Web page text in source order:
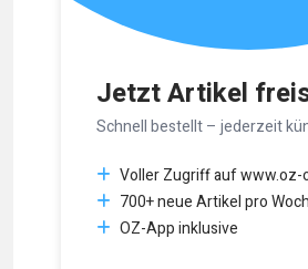
Jetzt Artikel
Schnell bestellt – jederzeit
Voller Zugriff auf www.oz-
700+ neue Artikel pro
OZ-App inklusive